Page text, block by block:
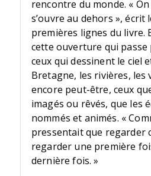
rencontre du monde. «
s’ouvre au dehors », écrit
premières lignes du livre.
cette ouverture qui passe
ceux qui dessinent le ciel
Bretagne, les rivières, les
encore peut-être, ceux
imagés ou rêvés, que les
nommés et animés. «
pressentait que regarder
regarder une première
dernière fois. »